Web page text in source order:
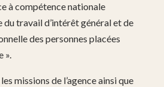
à compétence nationale
du travail d’intérêt général et de
des personnes placées
».
missions de l’agence ainsi que